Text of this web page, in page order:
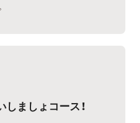
ましょコース！